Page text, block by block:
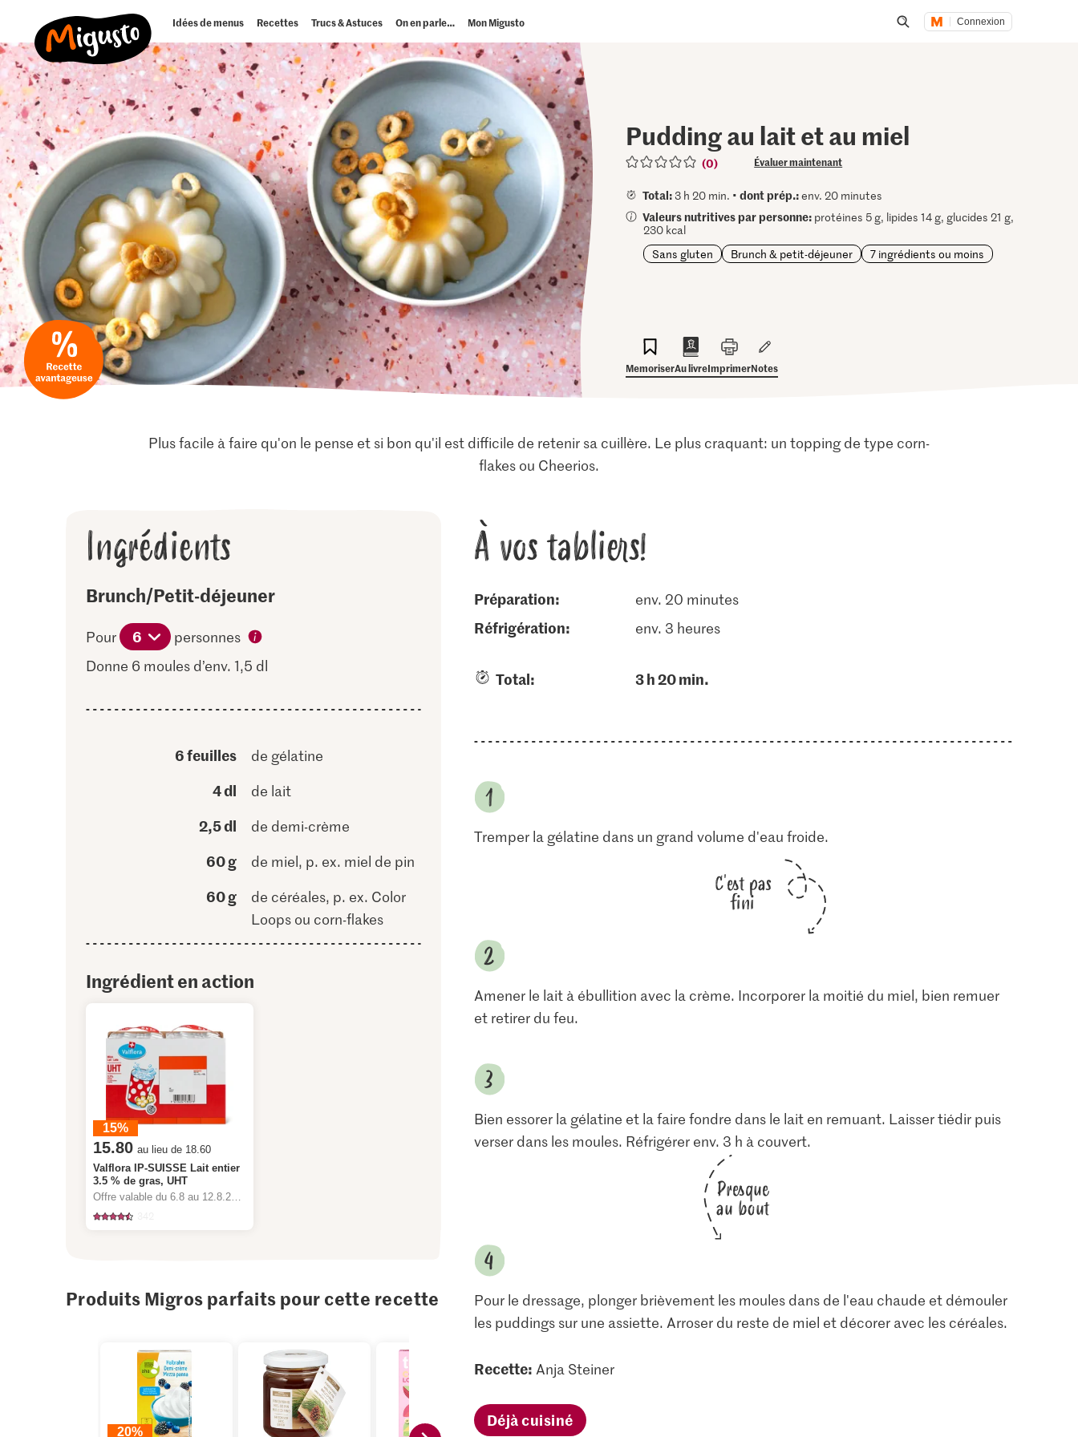
Idées de menus Recettes Trucs & Astuces On en parle… Mon Migusto Connexion
Pudding au lait et au miel
(0) Évaluer maintenant
Total: 3 h 20 min. •dont prép.:env. 20 minutes
Valeurs nutritives par personne: protéines 5 g, lipides 14 g, glucides 21 g,
230 kcal
Sans gluten
Brunch & petit-déjeuner 7 ingrédients ou moins
MemoriserAu livreImprimerNotes
Plus facile à faire qu'on le pense et si bon qu'il est difficile de retenir sa cuillère. Le plus craquant: un topping de type corn-
flakes ou Cheerios.
Ingrédients
Brunch/Petit-déjeuner
Pour 6
personnes
Donne 6 moules d’env. 1,5 dl
6 feuilles de gélatine
4 dl de lait
2,5 dl de demi-crème
60 g de miel, p. ex. miel de pin
60 g
de céréales, p. ex. Color
Loops ou corn-flakes
Ingrédient en action
15%
15.80 au lieu de 18.60
Valflora IP-SUISSE Lait entier
3.5 % de gras, UHT
Offre valable du 6.8 au 12.8.2026, jusqu’à épuisement du stock.
Produits Migros parfaits pour cette recette
20%
À vos tabliers!
Préparation: env. 20 minutes
réfrigération: env. 3 heures
Total: 3 h 20 min.
Tremper la gélatine dans un grand volume d'eau froide.
C'est pas
fini
Amener le lait à ébullition avec la crème. Incorporer la moitié du miel, bien remuer
et retirer du feu.
Bien essorer la gélatine et la faire fondre dans le lait en remuant. Laisser tiédir puis
verser dans les moules. Réfrigérer env. 3 h à couvert.
Presque
au bout
Pour le dressage, plonger brièvement les moules dans de l'eau chaude et démouler
les puddings sur une assiette. Arroser du reste de miel et décorer avec les céréales.
Recette: Anja Steiner
Déjà cuisiné